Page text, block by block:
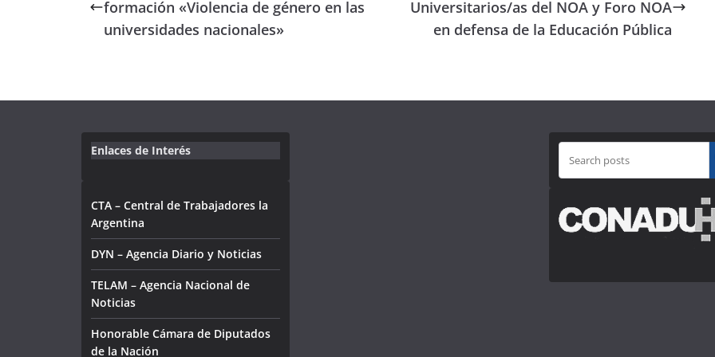
formación «Violencia de género en las
universidades nacionales»
Universitarios/as del NOA y Foro NOA
en defensa de la Educación Pública
Enlaces de Interés
CTA – Central de Trabajadores la
Argentina
DYN – Agencia Diario y Noticias
TELAM – Agencia Nacional de
Noticias
Honorable Cámara de Diputados
de la Nación